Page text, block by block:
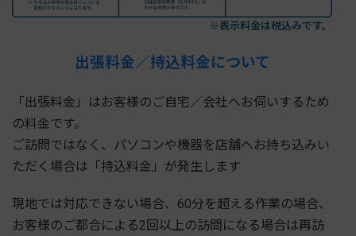
※表示料金は税込みです。
出張料金／持込料金について
「出張料金」はお客様のご自宅／会社へお伺いするため
の料金です。
ご訪問ではなく、パソコンや機器を店舗へお持ち込みい
ただく場合は「持込料金」が発生します
現地では対応できない場合、60分を超える作業の場合、
お客様のご都合による2回以上の訪問になる場合は再訪